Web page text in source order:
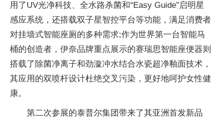
用了UV光净科技、全水路杀菌和“Easy Guide”启明星
感应系统，还搭载双子星智控平台等功能，满足消费者
对挂墙式智能座厕的多种需求;作为世界第一台智能马
桶的创造者，伊奈品牌重点展示的赛瑞思智能座便器则
搭载了除菌净离子和劲漩冲水结合水瓷超净釉面技术，
其应用的双喷杆设计杜绝交叉污染，更好地呵护女性健
康。
第二次参展的泰普尔集团带来了其亚洲首发新品